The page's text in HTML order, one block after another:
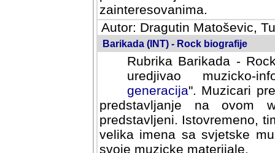
zainteresovanima.
Autor: Dragutin Matoševic,
Barikada (INT) - Rock biografije
Rubrika Barikada -
uredjivao muzicko-
Muzicari predstavljeni u
na ovom web portalu
Istovremeno, tim nacinom
sa svjetske muzicke scene
materijale.